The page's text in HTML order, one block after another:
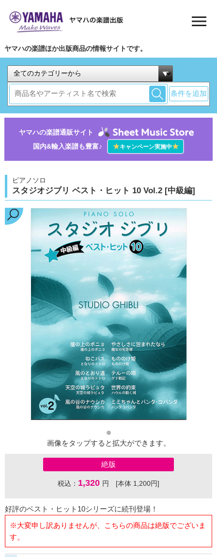
ヤマハの楽譜ほか出版商品の情報サイトです。
条件を追加
ヤマハの楽譜通販サイト
国内&輸入楽譜も豊富♪
★キャンペーン実施中★
ピアノソロ
スタジオジブリ ベスト・ヒット 10 Vol.2 [中級編]
画像をタップすると拡大ができます。
絶版
税込： 1,320 円 [本体 1,200円]
好評のベスト・ヒット10シリーズに続刊登場！
※大変申し訳ありませんが、こちらの商品は絶版でございま
す。